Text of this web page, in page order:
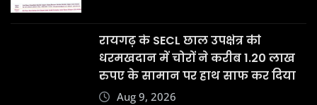
रायगढ़ के SECL छाल उपक्षेत्र की
धरमखदान में चोरों ने करीब 1.20 लाख
रुपए के सामान पर हाथ साफ कर दिया
Aug 9, 2026